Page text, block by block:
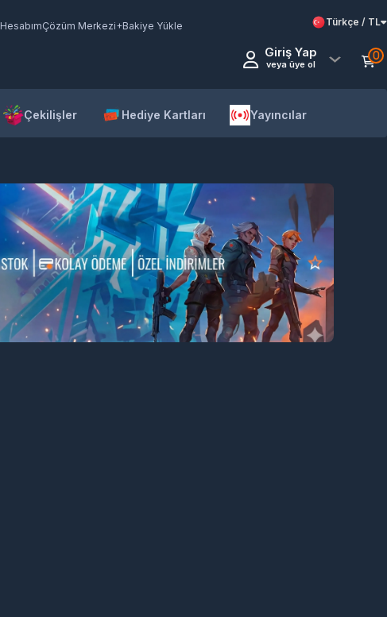
HesabımÇözüm Merkezi+Bakiye Yükle Türkçe / TL
Giriş Yap
veya üye ol
0
Çekilişler Hediye Kartları Yayıncılar